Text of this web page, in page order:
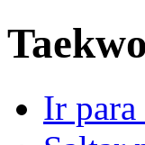
Ir para